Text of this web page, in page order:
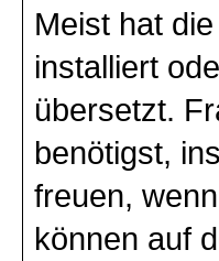
Meist hat
installiert
übersetzt.
benötigst,
freuen,
können auf